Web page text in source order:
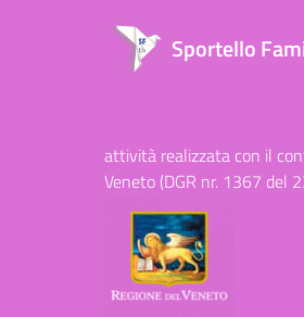
Sportello
attività realizzata con il
Veneto (DGR nr. 1367 del